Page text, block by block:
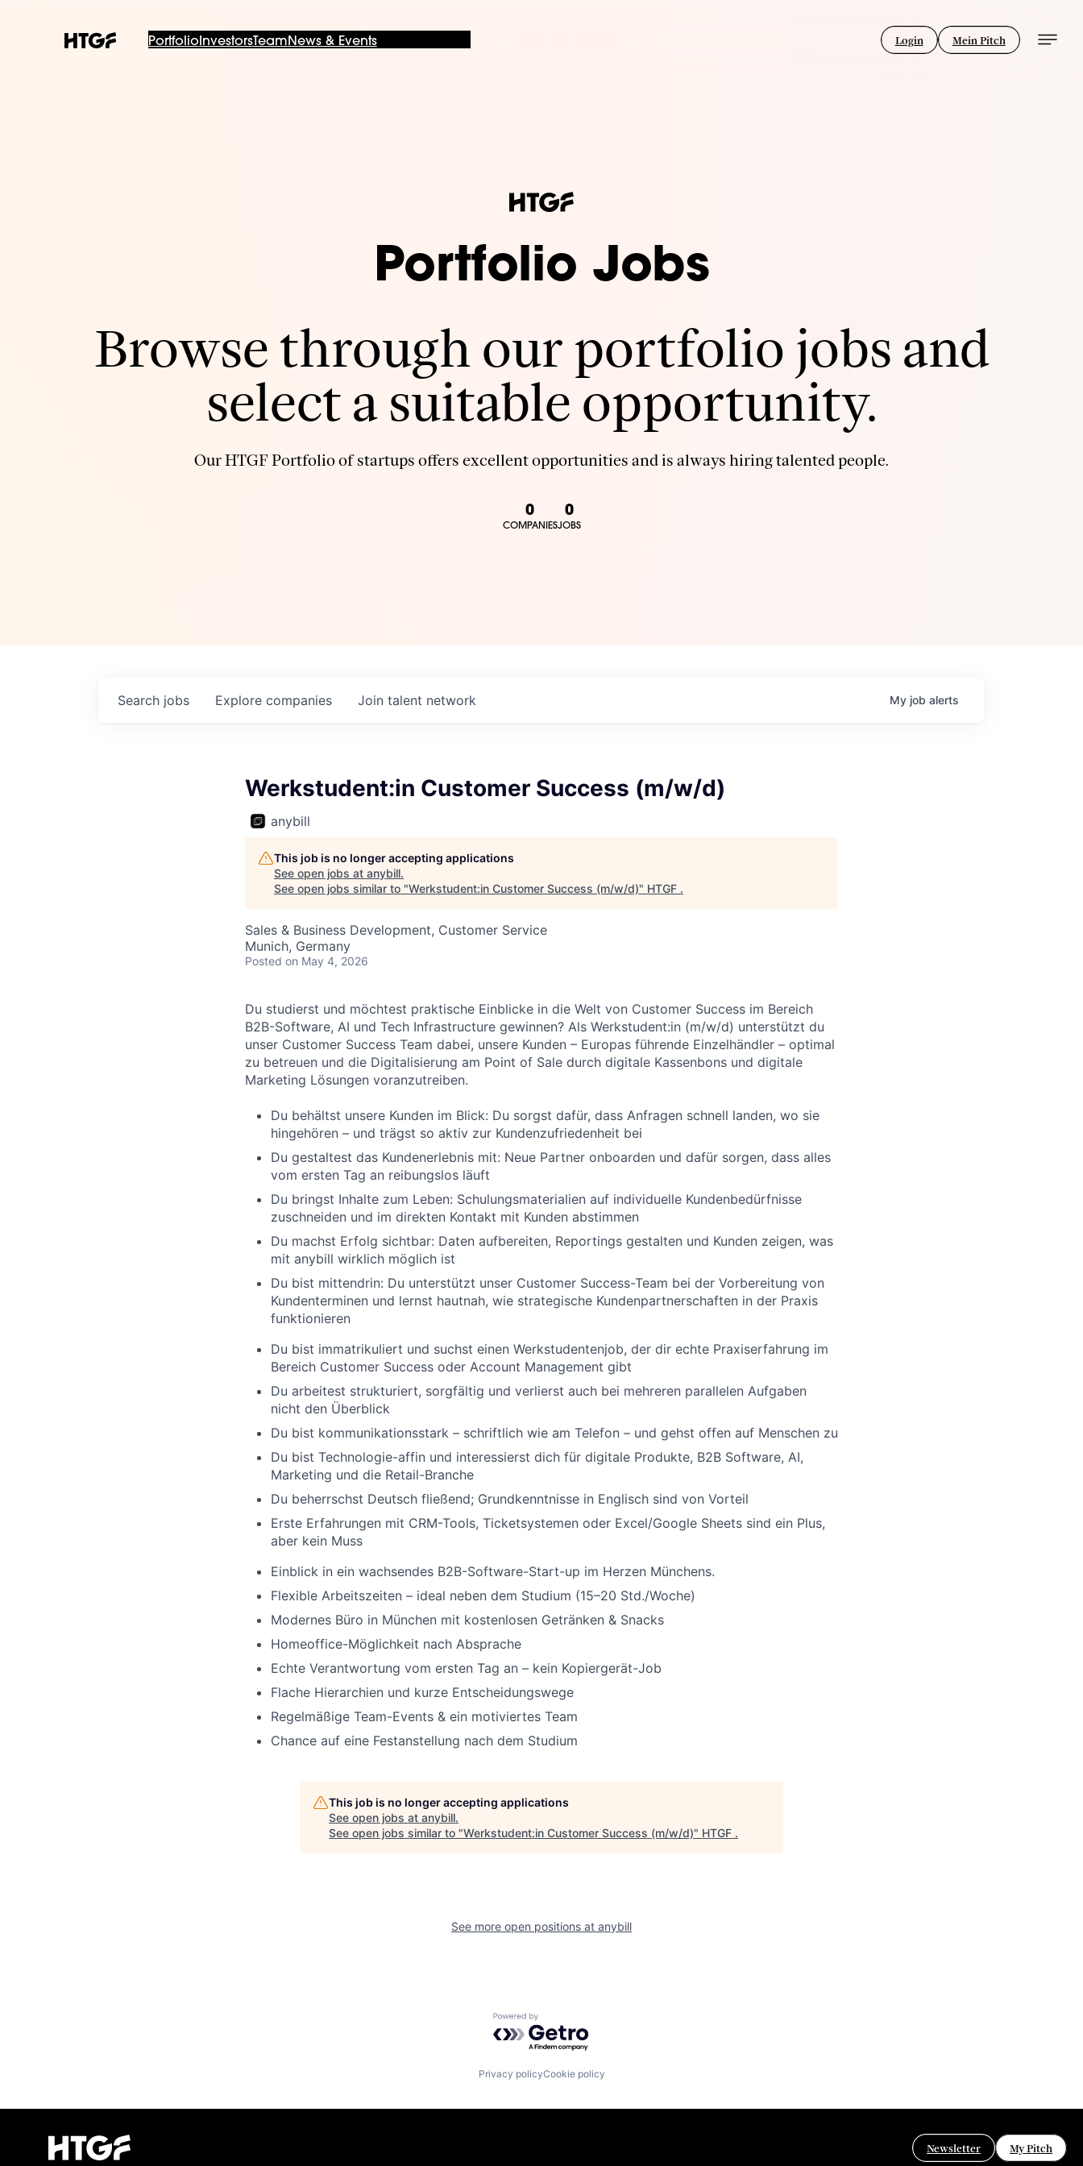
PortfolioInvestorsTeam News & Events Login Mein Pitch
Portfolio Jobs
Browse through our portfolio jobs and
select a suitable opportunity.
Our HTGF Portfolio of startups offers excellent opportunities and is always hiring talented people.
0
COMPANIES
0
JOBS
Search jobs Explore companies Join talent network My job alerts
Werkstudent:in Customer Success (m/w/d)
anybill
This job is no longer accepting applications
See open jobs at anybill.
See open jobs similar to "Werkstudent:in Customer Success (m/w/d)" HTGF .
Sales & Business Development, Customer Service
Munich, Germany
Posted on May 4, 2026
Du studierst und möchtest praktische Einblicke in die Welt von Customer Success im Bereich
B2B-Software, AI und Tech Infrastructure gewinnen? Als Werkstudent:in (m/w/d) unterstützt du
unser Customer Success Team dabei, unsere Kunden – Europas führende Einzelhändler – optimal
zu betreuen und die Digitalisierung am Point of Sale durch digitale Kassenbons und digitale
Marketing Lösungen voranzutreiben.
Du behältst unsere Kunden im Blick: Du sorgst dafür, dass Anfragen schnell landen, wo sie
hingehören – und trägst so aktiv zur Kundenzufriedenheit bei
Du gestaltest das Kundenerlebnis mit: Neue Partner onboarden und dafür sorgen, dass alles
vom ersten Tag an reibungslos läuft
Du bringst Inhalte zum Leben: Schulungsmaterialien auf individuelle Kundenbedürfnisse
zuschneiden und im direkten Kontakt mit Kunden abstimmen
Du machst Erfolg sichtbar: Daten aufbereiten, Reportings gestalten und Kunden zeigen, was
mit anybill wirklich möglich ist
Du bist mittendrin: Du unterstützt unser Customer Success-Team bei der Vorbereitung von
Kundenterminen und lernst hautnah, wie strategische Kundenpartnerschaften in der Praxis
funktionieren
Du bist immatrikuliert und suchst einen Werkstudentenjob, der dir echte Praxiserfahrung im
Bereich Customer Success oder Account Management gibt
Du arbeitest strukturiert, sorgfältig und verlierst auch bei mehreren parallelen Aufgaben
nicht den Überblick
Du bist kommunikationsstark – schriftlich wie am Telefon – und gehst offen auf Menschen zu
Du bist Technologie-affin und interessierst dich für digitale Produkte, B2B Software, AI,
Marketing und die Retail-Branche
Du beherrschst Deutsch fließend; Grundkenntnisse in Englisch sind von Vorteil
Erste Erfahrungen mit CRM-Tools, Ticketsystemen oder Excel/Google Sheets sind ein Plus,
aber kein Muss
Einblick in ein wachsendes B2B-Software-Start-up im Herzen Münchens.
Flexible Arbeitszeiten – ideal neben dem Studium (15–20 Std./Woche)
Modernes Büro in München mit kostenlosen Getränken & Snacks
Homeoffice-Möglichkeit nach Absprache
Echte Verantwortung vom ersten Tag an – kein Kopiergerät-Job
Flache Hierarchien und kurze Entscheidungswege
Regelmäßige Team-Events & ein motiviertes Team
Chance auf eine Festanstellung nach dem Studium
This job is no longer accepting applications
See open jobs at anybill.
See open jobs similar to "Werkstudent:in Customer Success (m/w/d)" HTGF .
See more open positions at anybill
Powered by Getro.com
Privacy policyCookie policy
Newsletter My Pitch